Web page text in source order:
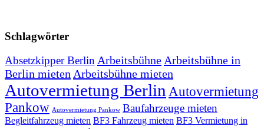
Schlagwörter
Absetzkipper BerlinArbeitsbühneArbeitsbühne in
Berlin mietenArbeitsbühne mieten
Autovermietung Berlin Autovermietung
Pankow Autovermietung Pankow Baufahrzeuge mieten
Begleitfahrzeug mieten BF3 Fahrzeug mieten BF3 Vermietung in